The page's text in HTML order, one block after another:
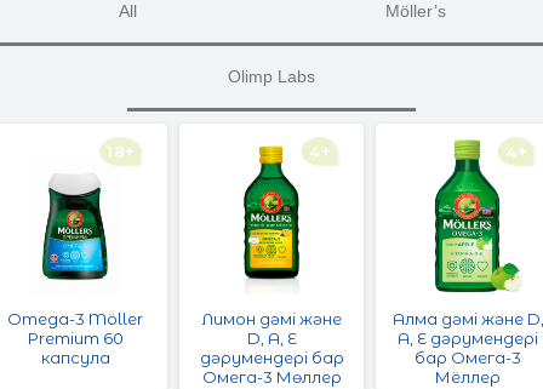
All Möller’s
Olimp Labs
18+
Omega-3 Möller
Premium 60
капсула
4+
Лимон дәмі және
D, A, E
дәрумендері бар
Омега-3 Мөллер
4+
Алма дәмі және D,
A, E дәрумендері
бар Омега-3
Мёллер